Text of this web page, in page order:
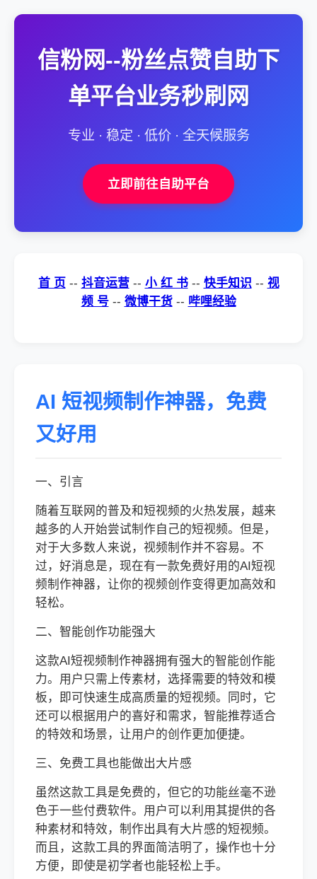
信粉网--粉丝点赞自助下
单平台业务秒刷网
专业 · 稳定 · 低价 · 全天候服务
立即前往自助平台
首 页 -- 抖音运营 -- 小 红 书 -- 快手知识 -- 视
频 号 -- 微博干货 -- 哔哩经验
AI 短视频制作神器，免费
又好用
一、引言
随着互联网的普及和短视频的火热发展，越来
越多的人开始尝试制作自己的短视频。但是，
对于大多数人来说，视频制作并不容易。不
过，好消息是，现在有一款免费好用的AI短视
频制作神器，让你的视频创作变得更加高效和
轻松。
二、智能创作功能强大
这款AI短视频制作神器拥有强大的智能创作能
力。用户只需上传素材，选择需要的特效和模
板，即可快速生成高质量的短视频。同时，它
还可以根据用户的喜好和需求，智能推荐适合
的特效和场景，让用户的创作更加便捷。
三、免费工具也能做出大片感
虽然这款工具是免费的，但它的功能丝毫不逊
色于一些付费软件。用户可以利用其提供的各
种素材和特效，制作出具有大片感的短视频。
而且，这款工具的界面简洁明了，操作也十分
方便，即使是初学者也能轻松上手。